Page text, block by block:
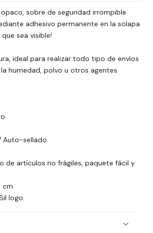
sobre de seguridad irrompible
adhesivo permanente en la solapa
sea visible!
ideal para realizar todo tipo de envíos
humedad, polvo u otros agentes
Auto-sellado
de artículos no frágiles, paquete fácil y
cm
logo.